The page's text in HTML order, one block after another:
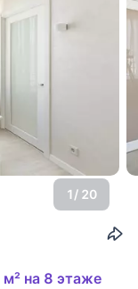
1/ 20
на 8 этаже